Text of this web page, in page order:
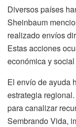
Diversos países
Sheinbaum
realizado envíos
Estas acciones
económica y
El envío de ayuda
estrategia
para canalizar
Sembrando Vida,